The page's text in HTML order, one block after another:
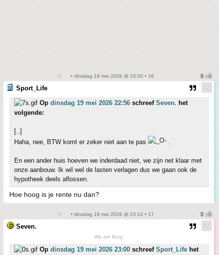
• dinsdag 19 mei 2026 @ 23:00 • 16
Sport_Life
Op dinsdag 19 mei 2026 22:56 schreef Seven. het
volgende:
[..]
Haha, nee, BTW komt er zeker niet aan te pas
En een ander huis hoeven we inderdaad niet, we zijn net klaar met
onze aanbouw. Ik wil wel de lasten verlagen dus we gaan ook de
hypotheek deels aflossen.
Hoe hoog is je rente nu dan?
• dinsdag 19 mei 2026 @ 23:12 • 17
Seven.
We are Borg.
Op dinsdag 19 mei 2026 23:00 schreef Sport_Life het